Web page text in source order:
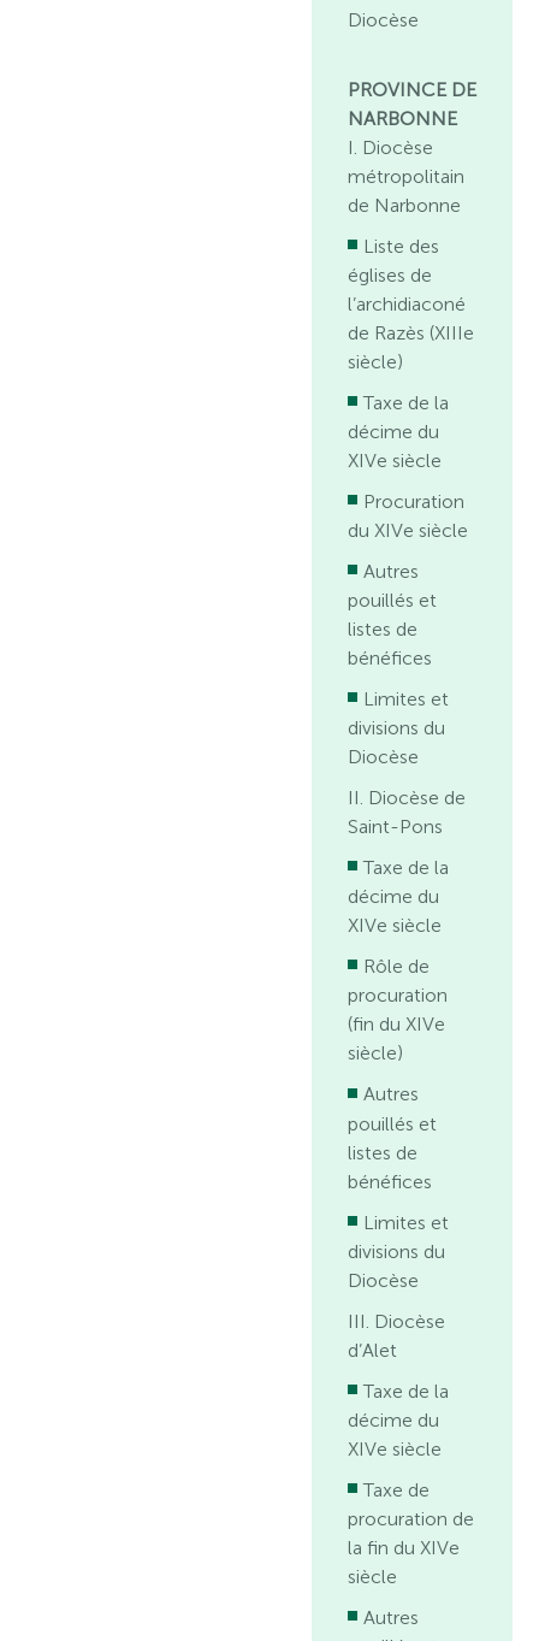
Diocèse
PROVINCE DE
NARBONNE
I. Diocèse
métropolitain
de Narbonne
Liste des
églises de
l’archidiaconé
de Razès (XIIIe
siècle)
Taxe de la
décime du
XIVe siècle
Procuration
du XIVe siècle
Autres
pouillés et
listes de
bénéfices
Limites et
divisions du
Diocèse
II. Diocèse de
Saint-Pons
Taxe de la
décime du
XIVe siècle
Rôle de
procuration
(fin du XIVe
siècle)
Autres
pouillés et
listes de
bénéfices
Limites et
divisions du
Diocèse
III. Diocèse
d’Alet
Taxe de la
décime du
XIVe siècle
Taxe de
procuration de
la fin du XIVe
siècle
Autres